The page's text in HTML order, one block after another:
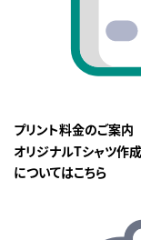
プリント料金のご案内
オリジナルTシャツ作
についてはこちら